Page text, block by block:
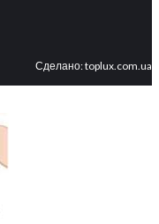
Сделано:toplux.com.ua